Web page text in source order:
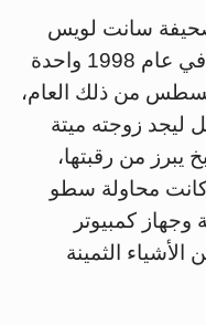
سانت لويس
بوست ديسباتش، فيليشيا جايل، في عام 1998 واحدة
الصادمة، ففي 11 أغسطس من ذلك العام،
ليجد زوجته ميتة
من رقبتها،
محاولة سطو
كمبيوتر
الثمينة